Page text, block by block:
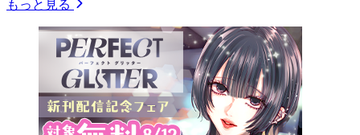
もっと見る